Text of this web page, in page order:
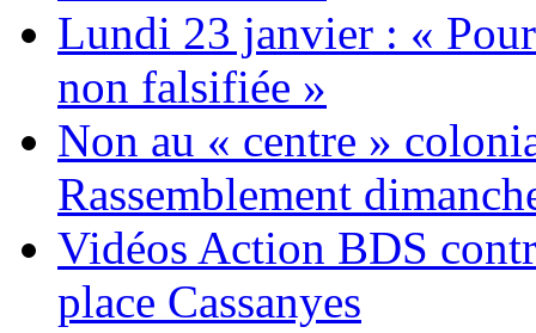
Lundi 23 janvier : «
non falsifiée »
Non au « centre »
Rassemblement
Vidéos Action BDS
place Cassanyes